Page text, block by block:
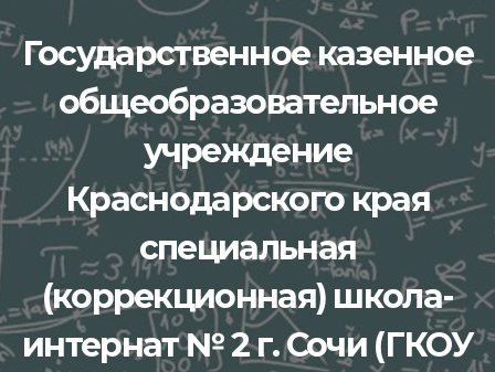
Перейти
к
содержимому
Государственное казенное
общеобразовательное
учреждение
Краснодарского края
специальная
(коррекционная) школа-
интернат № 2 г. Сочи (ГКОУ